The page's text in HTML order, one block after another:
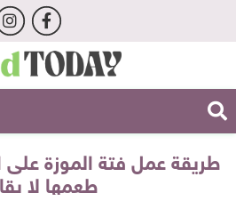
طريقة عمل فتة الموزة على
طعمها لا